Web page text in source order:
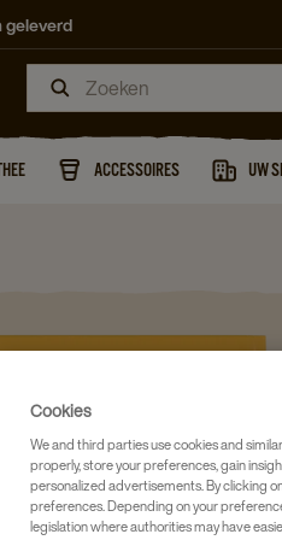
geleverd
ACCESSOIRES UW
Cookies
We and third parties use cookies and
properly, store your preferences, gain
personalized advertisements. By clicking
preferences. Depending on your
legislation where authorities may have